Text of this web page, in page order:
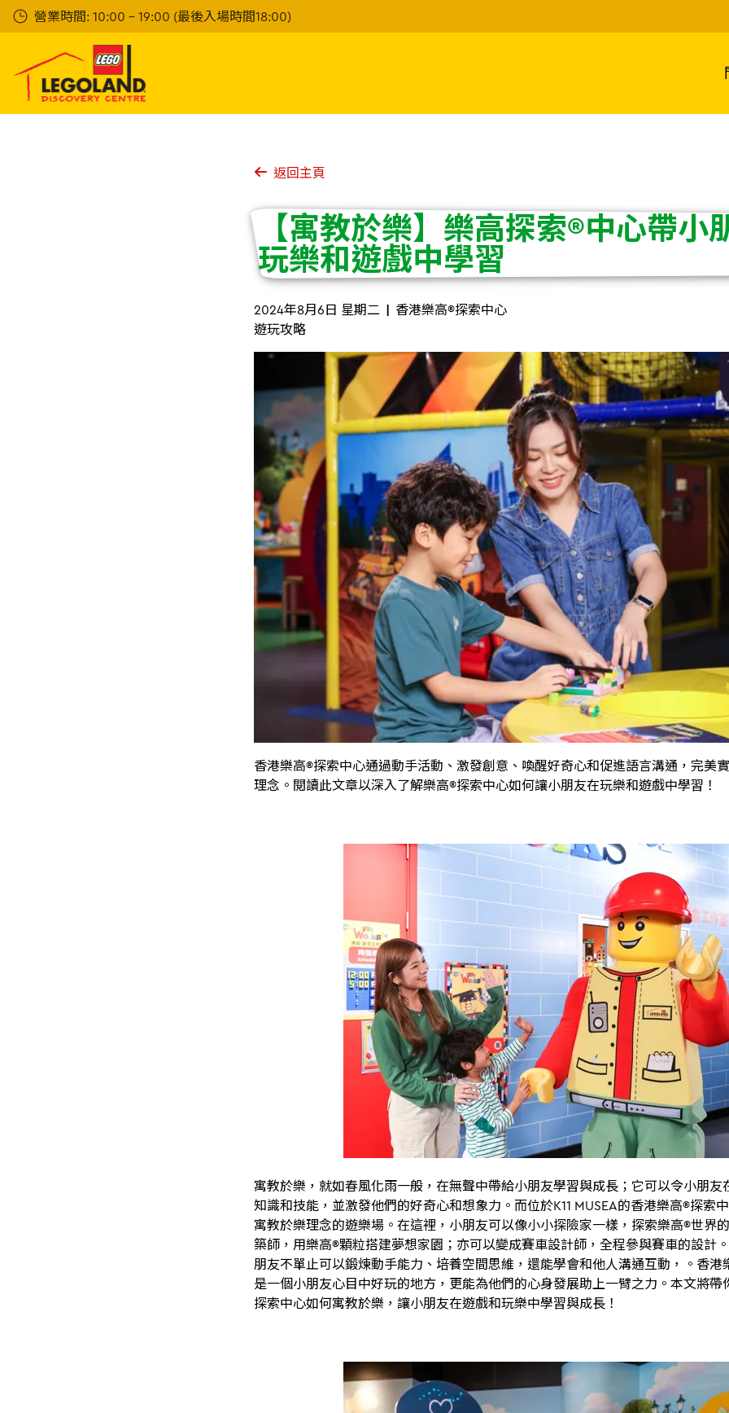
Skip
to
content
營業時間: 10:00 - 19:00 (最後入場時間18:00)
返回主頁
【寓教於樂】樂高探索®中心帶小
玩樂和遊戲中學習
2024年8月6日 星期二
香港樂高®探索中心
遊玩攻略
香港樂高®探索中心通過動手活動、激發創意、喚醒好奇心和促進語言溝通，完美
理念。閱讀此文章以深入了解樂高®探索中心如何讓小朋友在玩樂和遊戲中學習！
寓教於樂，就如春風化雨一般，在無聲中帶給小朋友學習與成長；它可以令小朋友
知識和技能，並激發他們的好奇心和想象力。而位於K11 MUSEA的香港樂高®探索
寓教於樂理念的遊樂場。在這裡，小朋友可以像小小探險家一樣，探索樂高®世界
築師，用樂高®顆粒搭建夢想家園；亦可以變成賽車設計師，全程參與賽車的設計
朋友不單止可以鍛煉動手能力、培養空間思維，還能學會和他人溝通互動，。香港
是一個小朋友心目中好玩的地方，更能為他們的心身發展助上一臂之力。本文將帶
探索中心如何寓教於樂，讓小朋友在遊戲和玩樂中學習與成長！